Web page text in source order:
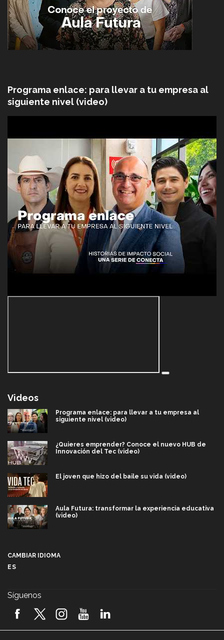
Programa enlace: para llevar a tu empresa al
siguiente nivel (video)
Videos
Programa enlace: para llevar a tu empresa al
siguiente nivel (video)
¿Quieres emprender? Conoce el nuevo HUB de
Innovación del Tec (video)
El joven que hizo del baile su vida (video)
Aula Futura: transformar la experiencia educativa
(video)
2026! (video)
CAMBIAR IDIOMA
ES
Síguenos